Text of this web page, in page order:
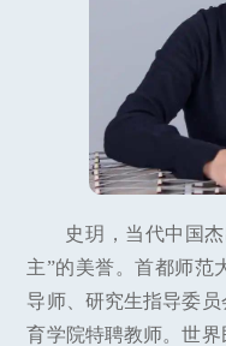
史玥，当代中国
主”的美誉。首都师范
导师、研究生指导委
育学院特聘教师。世